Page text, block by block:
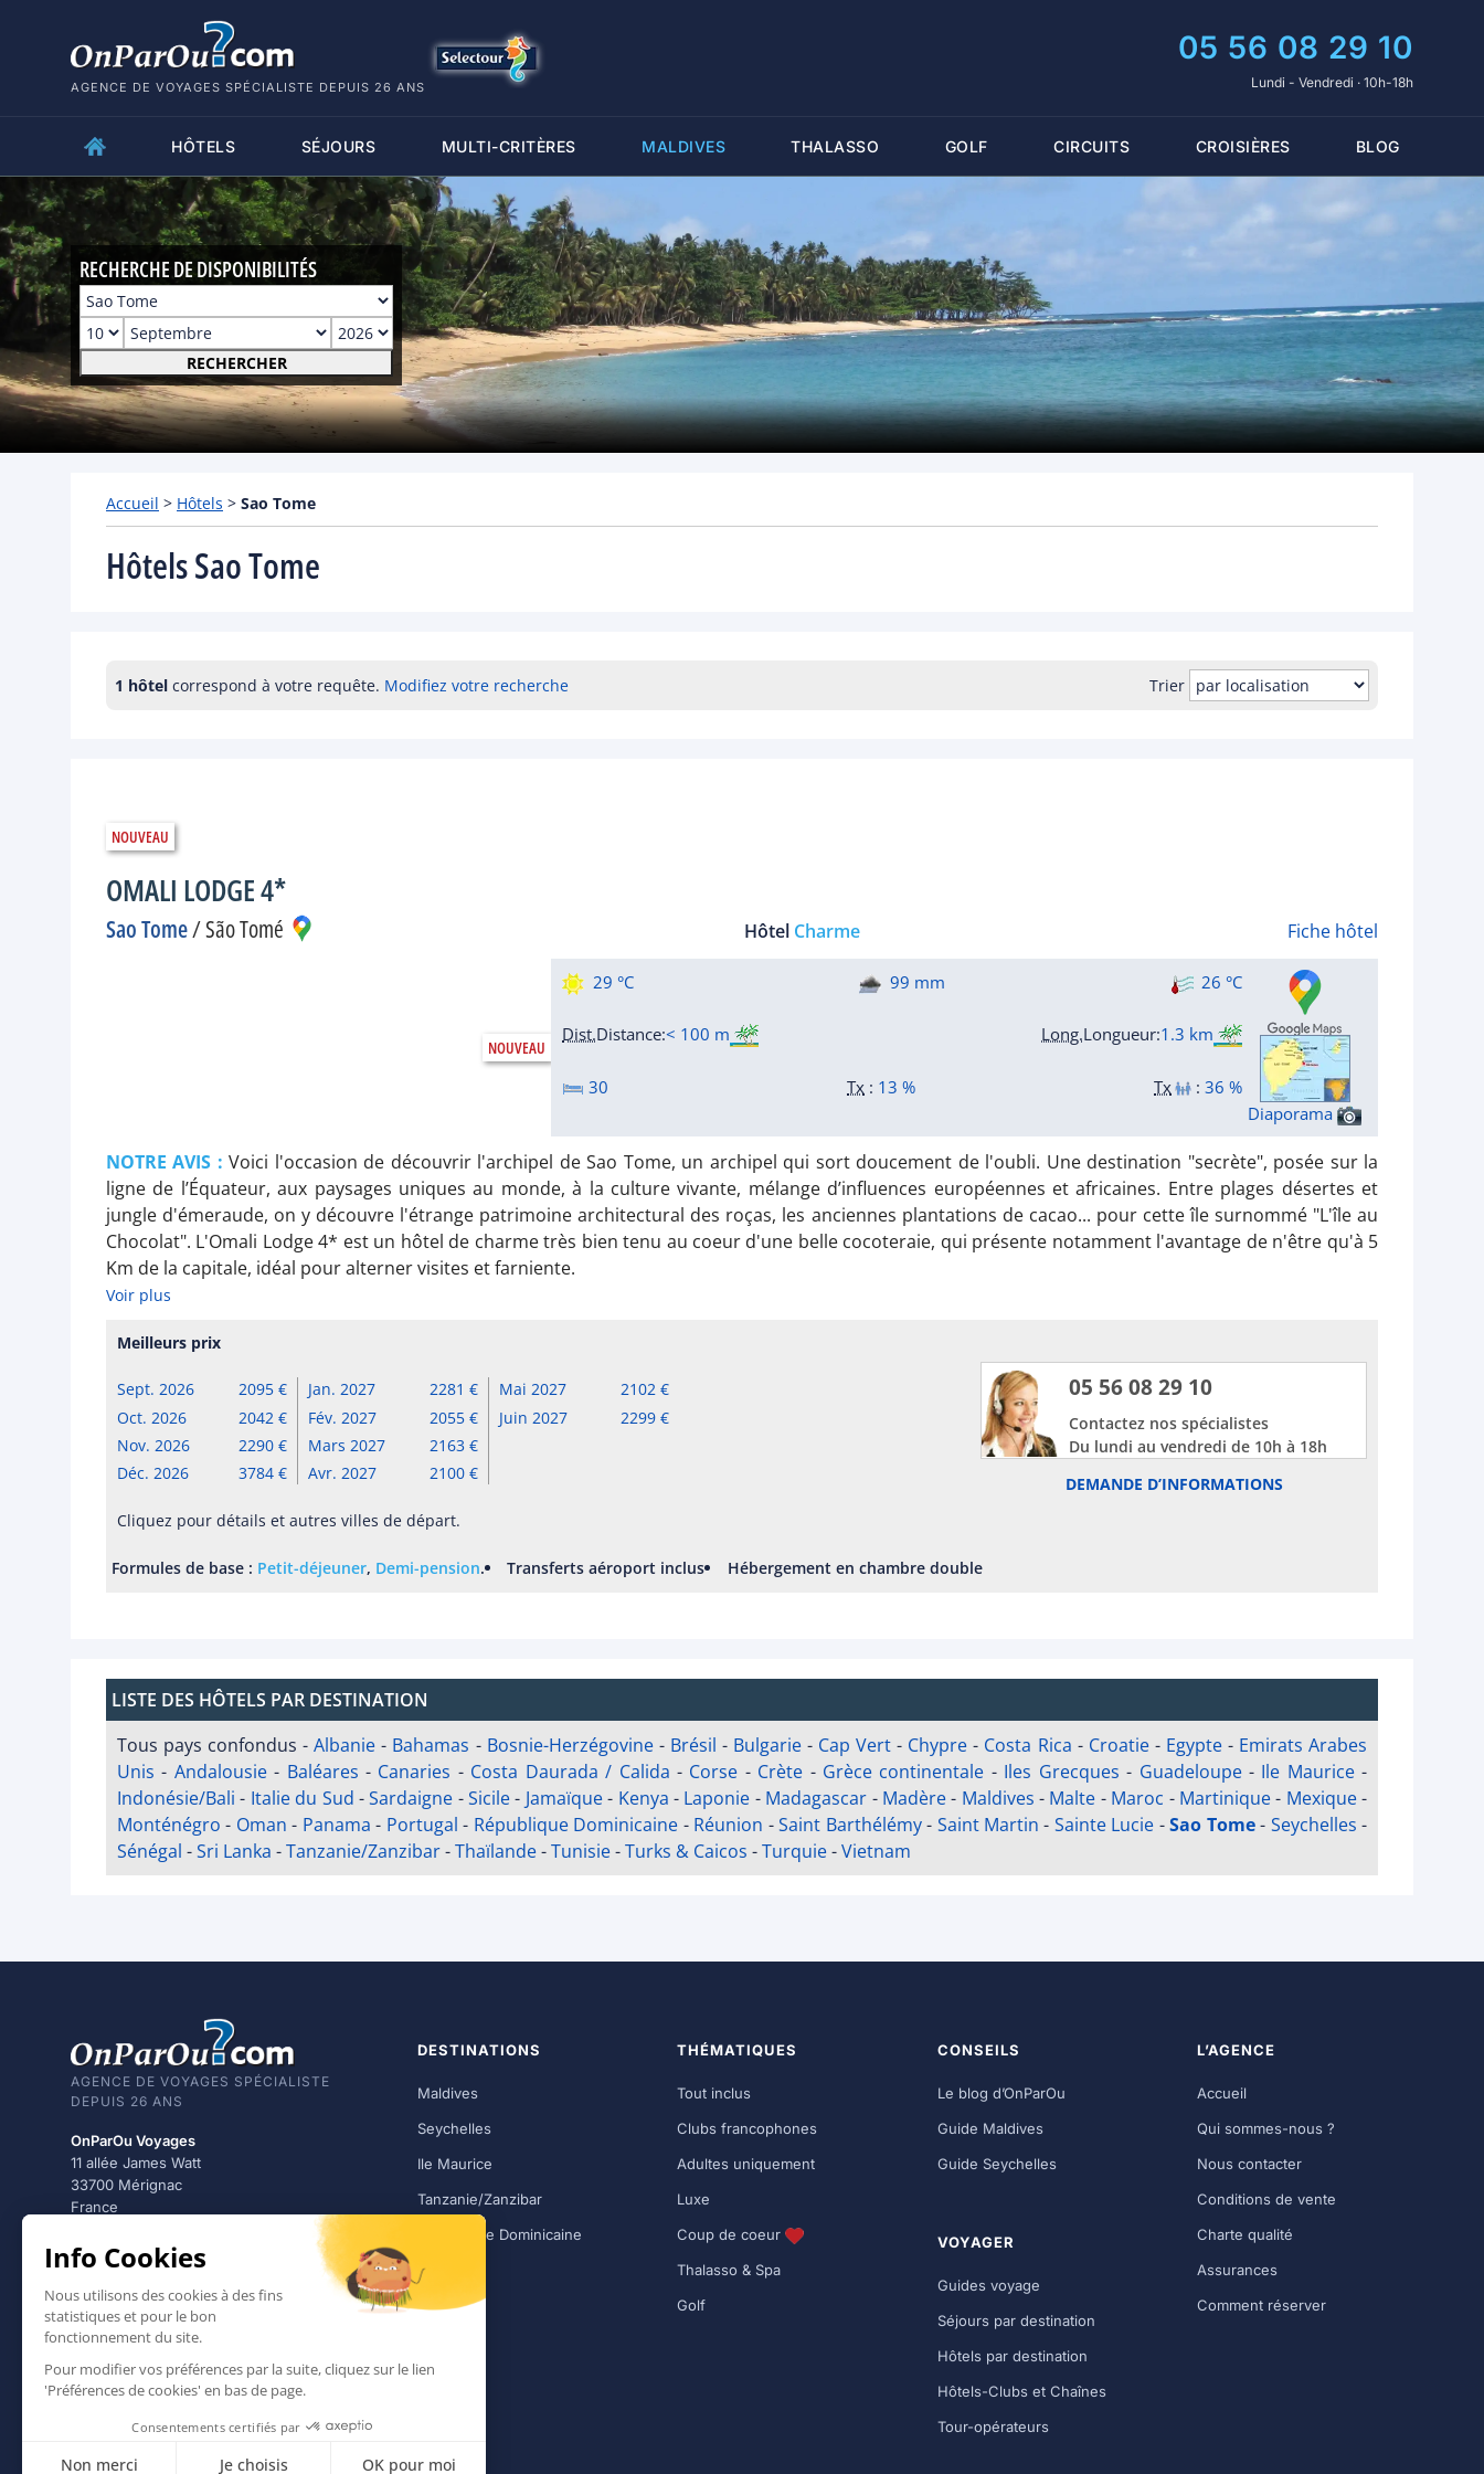
AGENCE DE VOYAGES SPÉCIALISTE DEPUIS 26 ANS
05 56 08 29 10
Lundi - Vendredi · 10h-18h
HÔTELS SÉJOURS MULTI-CRITÈRES MALDIVES THALASSO GOLF CIRCUITS CROISIÈRES BLOG
RECHERCHE DE DISPONIBILITÉS
RECHERCHER
Accueil > Hôtels > Sao Tome
Hôtels Sao Tome
1 hôtel correspond à votre requête. Modifiez votre recherche Trier
OMALI LODGE 4*
Sao Tome/São Tomé Hôtel Charme Fiche hôtel
29 °C 99 mm 26 °C
Dist.Distance:< 100 m Long.Longueur:1.3 km
30 Tx : 13 % Tx :36 %
Diaporama
NOTRE AVIS :Voici l'occasion de découvrir l'archipel de Sao Tome, un archipel qui sort doucement de l'oubli. Une destination "secrète", posée sur la
ligne de l’Équateur, aux paysages uniques au monde, à la culture vivante, mélange d’influences européennes et africaines. Entre plages désertes et
jungle d'émeraude, on y découvre l'étrange patrimoine architectural des roças, les anciennes plantations de cacao... pour cette île surnommé "L'île au
Chocolat". L'Omali Lodge 4* est un hôtel de charme très bien tenu au coeur d'une belle cocoteraie, qui présente notamment l'avantage de n'être qu'à 5
Km de la capitale, idéal pour alterner visites et farniente.
Voir plus
05 56 08 29 10
Contactez nos spécialistes
Du lundi au vendredi de 10h à 18h
DEMANDE D’INFORMATIONS
Meilleurs prix
Sept. 2026
2095
Oct. 2026
2042
Nov. 2026
2290
Déc. 2026
3784
Jan. 2027
2281
Fév. 2027
2055
Mars 2027
2163
Avr. 2027
2100
Mai 2027
2102
Juin 2027
2299
Cliquez pour détails et autres villes de départ.
Formules de base : Petit-déjeuner, Demi-pension. Transferts aéroport inclus Hébergement en chambre double
LISTE DES HÔTELS PAR DESTINATION
Tous pays confondus -Albanie - Bahamas - Bosnie-Herzégovine- Brésil - Bulgarie- Cap Vert - Chypre - Costa Rica - Croatie- Egypte- Emirats Arabes
Unis - Andalousie- Baléares - Canaries - Costa Daurada / Calida - Corse - Crète - Grèce continentale - Iles Grecques - Guadeloupe- Ile Maurice-
Indonésie/Bali - Italie du Sud -Sardaigne -Sicile- Jamaïque- Kenya - Laponie - Madagascar - Madère- Maldives - Malte - Maroc - Martinique- Mexique-
Monténégro - Oman - Panama - Portugal - République Dominicaine - Réunion -Saint Barthélémy- Saint Martin - Sainte Lucie -Sao Tome- Seychelles -
Sénégal -Sri Lanka -Tanzanie/Zanzibar-Thaïlande-Tunisie-Turks & Caicos -Turquie-Vietnam
AGENCE DE VOYAGES SPÉCIALISTE
DEPUIS 26 ANS
OnParOu Voyages
11 allée James Watt
33700 Mérignac
France
05 56 08 29 10
Lundi - Vendredi · 10h - 18h
réseau d’agences de
voyagesen France
DESTINATIONS
Maldives
Seychelles
Ile Maurice
Tanzanie/Zanzibar
République Dominicaine
Mexique
Thaïlande
THÉMATIQUES
Tout inclus
Clubs francophones
Adultes uniquement
Luxe
Coup de coeur
Thalasso & Spa
Golf
CONSEILS
Le blog d’OnParOu
Guide Maldives
Guide Seychelles
VOYAGER
Guides voyage
Séjours par destination
Hôtels par destination
Hôtels-Clubs et Chaînes
Tour-opérateurs
L’AGENCE
Accueil
Qui sommes-nous ?
Nous contacter
Conditions de vente
Charte qualité
Assurances
Comment réserver